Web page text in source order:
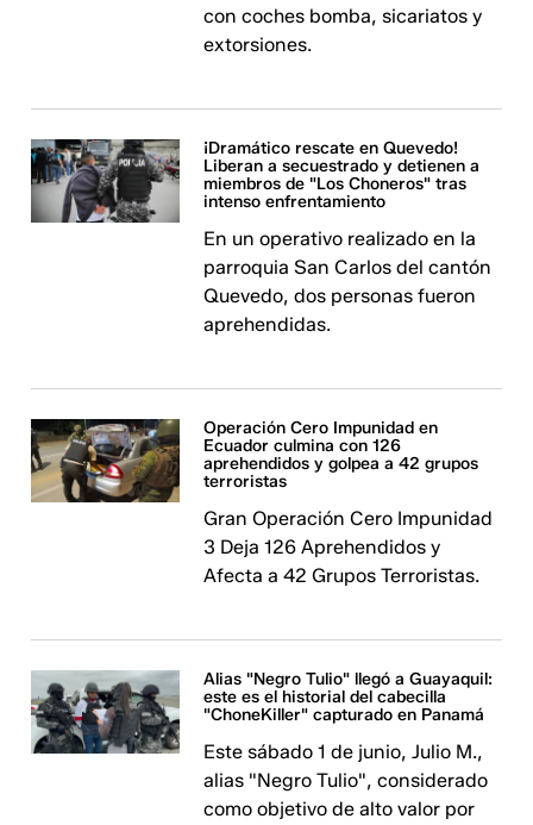
con coches bomba, sicariatos y
extorsiones.
¡Dramático rescate en Quevedo!
Liberan a secuestrado y detienen a
miembros de "Los Choneros" tras
intenso enfrentamiento
En un operativo realizado en la
parroquia San Carlos del cantón
Quevedo, dos personas fueron
aprehendidas. ​​​​​​
Operación Cero Impunidad en
Ecuador culmina con 126
aprehendidos y golpea a 42 grupos
terroristas
Gran Operación Cero Impunidad
3 Deja 126 Aprehendidos y
Afecta a 42 Grupos Terroristas.
Alias "Negro Tulio" llegó a Guayaquil:
este es el historial del cabecilla
"ChoneKiller" capturado en Panamá
Este sábado 1 de junio, Julio M.,
alias "Negro Tulio", considerado
como objetivo de alto valor por